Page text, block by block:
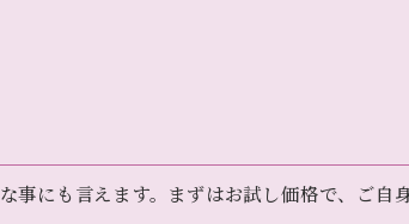
にも言えます。まずはお試し価格で、ご自